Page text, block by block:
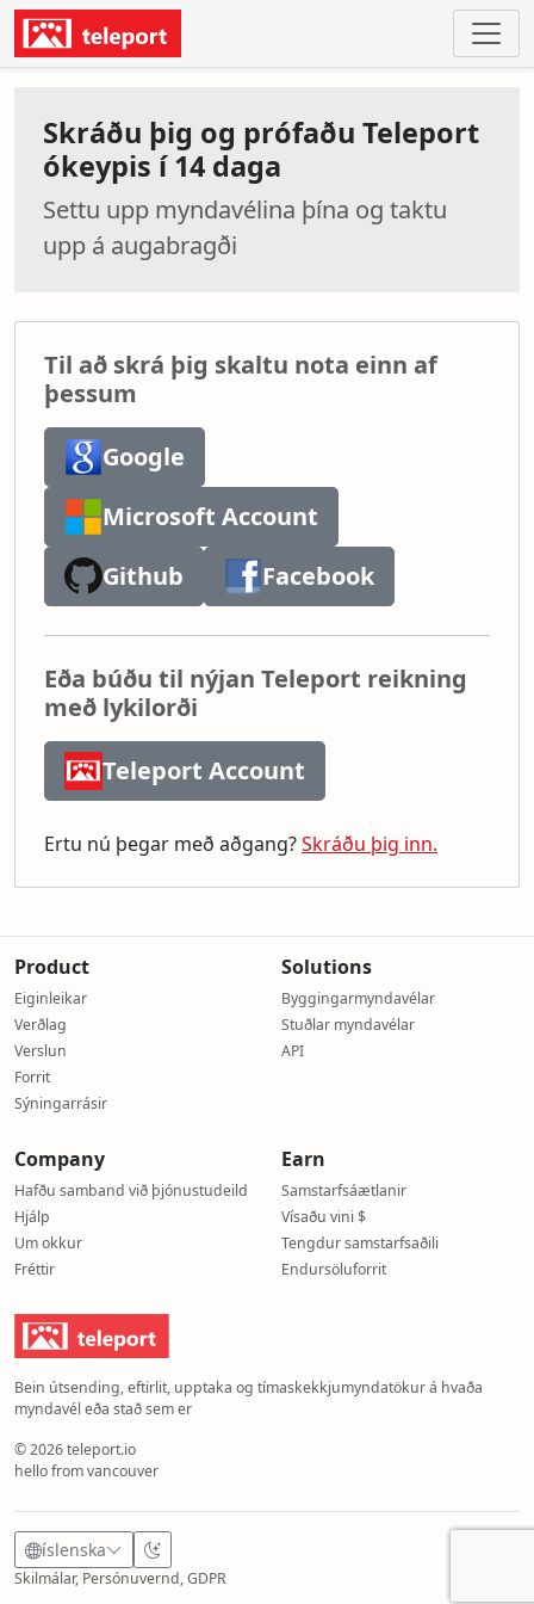
Skráðu þig og prófaðu Teleport
ókeypis í 14 daga
Settu upp myndavélina þína og taktu
upp á augabragði
Til að skrá þig skaltu nota einn af
þessum
Google
Microsoft Account
Github
Facebook
Eða búðu til nýjan Teleport reikning
með lykilorði
Teleport Account
Ertu nú þegar með aðgang?Skráðu þig inn.
Product
Eiginleikar
Verðlag
Verslun
Forrit
Sýningarrásir
Solutions
Byggingarmyndavélar
Stuðlar myndavélar
API
Company
Hafðu samband við þjónustudeild
Hjálp
Um okkur
Fréttir
Earn
Samstarfsáætlanir
Vísaðu vini $
Tengdur samstarfsaðili
Endursöluforrit
Bein útsending, eftirlit, upptaka og tímaskekkjumyndatökur á hvaða
myndavél eða stað sem er
© 2026 teleport.io
hello from vancouver
íslenska
Skilmálar, Persónuvernd, GDPR